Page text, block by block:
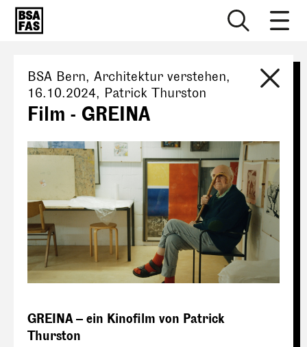
BSA Bern, Architektur verstehen,
16.10.2024, Patrick Thurston
Film - GREINA
GREINA – ein Kinofilm von Patrick
Thurston